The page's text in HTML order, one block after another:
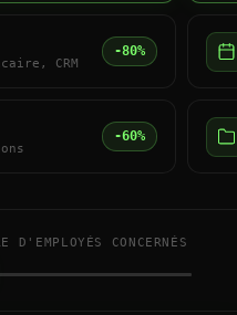
CRM
-80%
-60%
D'EMPLOYÉS CONCERNÉS